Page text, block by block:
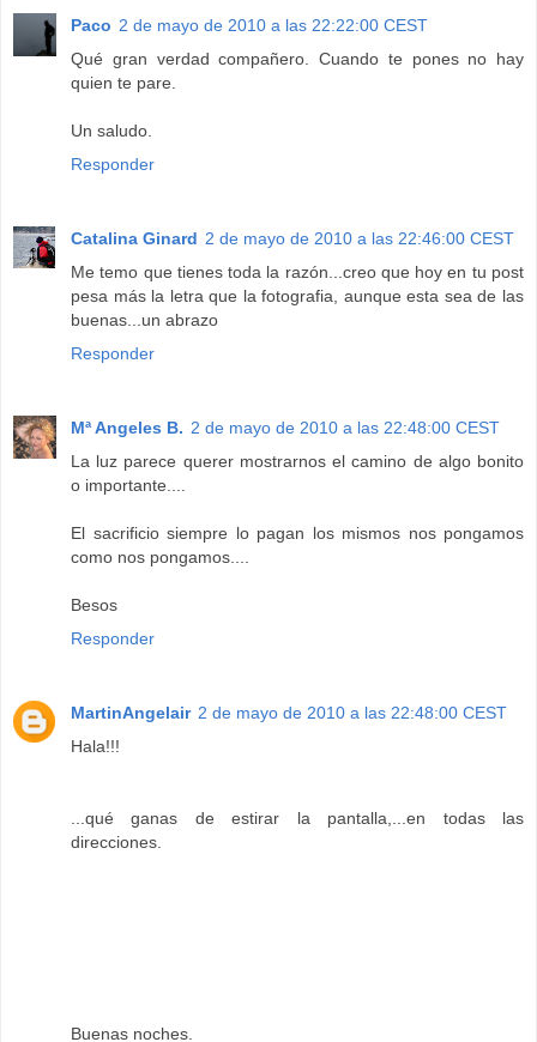
Paco 2 de mayo de 2010 a las 22:22:00 CEST
Qué gran verdad compañero. Cuando te pones no hay
quien te pare.
Un saludo.
Responder
Catalina Ginard 2 de mayo de 2010 a las 22:46:00 CEST
Me temo que tienes toda la razón...creo que hoy en tu post
pesa más la letra que la fotografia, aunque esta sea de las
buenas...un abrazo
Responder
Mª Angeles B. 2 de mayo de 2010 a las 22:48:00 CEST
La luz parece querer mostrarnos el camino de algo bonito
o importante....
El sacrificio siempre lo pagan los mismos nos pongamos
como nos pongamos....
Besos
Responder
MartinAngelair 2 de mayo de 2010 a las 22:48:00 CEST
Hala!!!
...qué ganas de estirar la pantalla,...en todas las
direcciones.
Buenas noches.